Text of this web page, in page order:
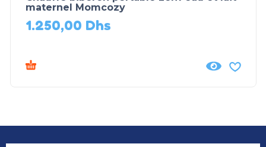
maternel Momcozy
1.250,00 Dhs